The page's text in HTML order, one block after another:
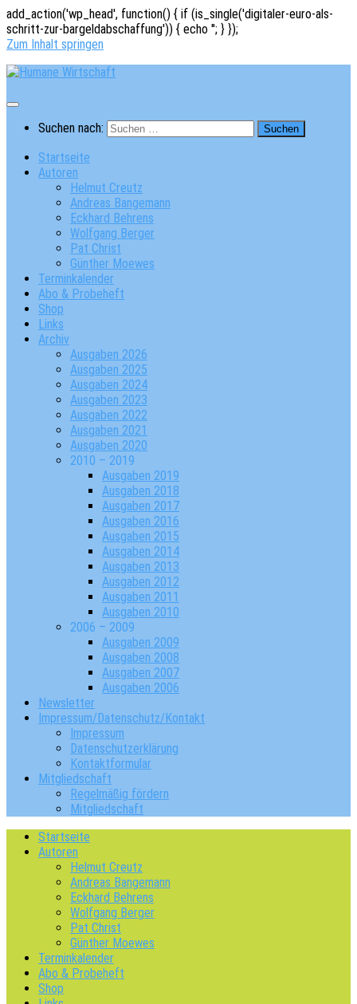
add_action('wp_head', function() { if (is_single('digitaler-euro-als-
schritt-zur-bargeldabschaffung')) { echo ''; } });
Zum Inhalt springen
Suchen nach:
Startseite
Autoren
Helmut Creutz
Andreas Bangemann
Eckhard Behrens
Wolfgang Berger
Pat Christ
Günther Moewes
Terminkalender
Abo & Probeheft
Shop
Links
Archiv
Ausgaben 2026
Ausgaben 2025
Ausgaben 2024
Ausgaben 2023
Ausgaben 2022
Ausgaben 2021
Ausgaben 2020
2010 – 2019
Ausgaben 2019
Ausgaben 2018
Ausgaben 2017
Ausgaben 2016
Ausgaben 2015
Ausgaben 2014
Ausgaben 2013
Ausgaben 2012
Ausgaben 2011
Ausgaben 2010
2006 – 2009
Ausgaben 2009
Ausgaben 2008
Ausgaben 2007
Ausgaben 2006
Newsletter
Impressum/Datenschutz/Kontakt
Impressum
Datenschutzerklärung
Kontaktformular
Mitgliedschaft
Regelmäßig fördern
Mitgliedschaft
Startseite
Autoren
Helmut Creutz
Andreas Bangemann
Eckhard Behrens
Wolfgang Berger
Pat Christ
Günther Moewes
Terminkalender
Abo & Probeheft
Shop